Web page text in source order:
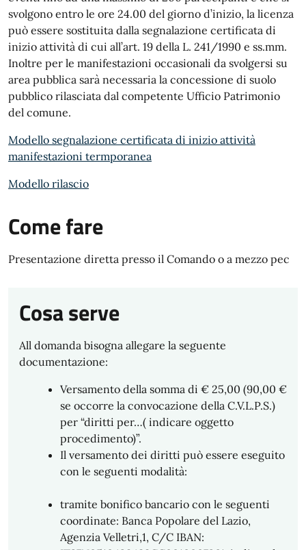
svolgono entro le ore 24.00 del giorno d’inizio, la licenza
può essere sostituita dalla segnalazione certificata di
inizio attività di cui all’art. 19 della L. 241/1990 e ss.mm.
Inoltre per le manifestazioni occasionali da svolgersi su
area pubblica sarà necessaria la concessione di suolo
pubblico rilasciata dal competente Ufficio Patrimonio
del comune.
Modello segnalazione certificata di inizio attività
manifestazioni termporanea
Modello rilascio
Come fare
Presentazione diretta presso il Comando o a mezzo pec
Cosa serve
All domanda bisogna allegare la seguente
documentazione:
Versamento della somma di € 25,00 (90,00 €
se occorre la convocazione della C.V.L.P.S.)
per “diritti per…( indicare oggetto
procedimento)”.
Il versamento dei diritti può essere eseguito
con le seguenti modalità:
tramite bonifico bancario con le seguenti
coordinate: Banca Popolare del Lazio,
Agenzia Velletri,1, C/C IBAN: